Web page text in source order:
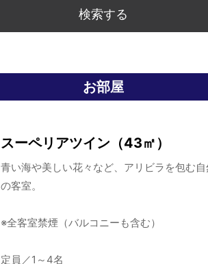
お部屋
スーペリアツイン（43㎡）
青い海や美しい花々など、アリビラを包む
の客室。
※全客室禁煙（バルコニーも含む）
定員／1～4名